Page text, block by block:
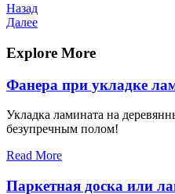
Навигация
по
записям
Предыдущая
запись
Назад
Следующая
Далее
Explore More
Фанера при укладке
Укладка ламината на
безупречным полом!
Read More
Паркетная доска или